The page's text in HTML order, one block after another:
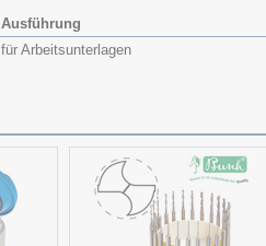
Ausführung
für Arbeitsunterlagen